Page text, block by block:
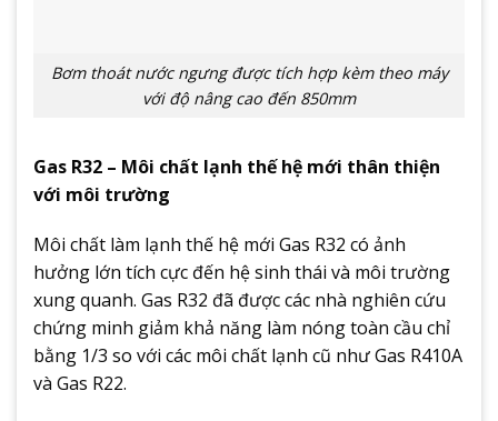
Bơm thoát nước ngưng được tích hợp kèm theo máy
với độ nâng cao đến 850mm
Gas R32 – Môi chất lạnh thế hệ mới thân thiện
với môi trường
Môi chất làm lạnh thế hệ mới Gas R32 có ảnh
hưởng lớn tích cực đến hệ sinh thái và môi trường
xung quanh. Gas R32 đã được các nhà nghiên cứu
chứng minh giảm khả năng làm nóng toàn cầu chỉ
bằng 1/3 so với các môi chất lạnh cũ như Gas R410A
và Gas R22.